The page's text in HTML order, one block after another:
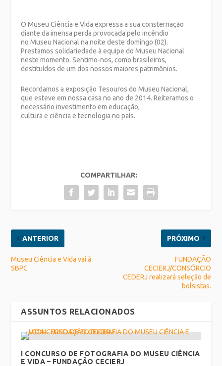
OMuseu Ciência e Vida expressa a sua consternação
diante da imensa perda provocada pelo incêndio
noMuseu Nacional na noite deste domingo (02).
Prestamos solidariedade à equipe doMuseu Nacional
neste momento. Sentimo-nos, como brasileiros,
destituídos de um dos nossos maiores patrimônios.
Recordamos a exposição Tesouros doMuseu Nacional,
que esteve em nossa casa no ano de 2014. Reiteramos o
necessário investimento em educação,
culturae ciência e tecnologia no país.
COMPARTILHAR:
ANTERIOR
Museu Ciência e Vida vai à
SBPC
PRÓXIMO
FUNDAÇÃO
CECIERJ/CONSÓRCIO
CEDERJ realizará seleção de
bolsistas.
ASSUNTOS RELACIONADOS
I CONCURSO DE FOTOGRAFIA DO MUSEU CIÊNCIA
E VIDA – FUNDAÇÃO CECIERJ